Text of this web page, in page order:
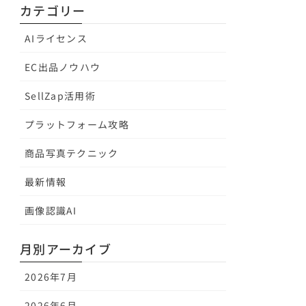
カテゴリー
AIライセンス
EC出品ノウハウ
SellZap活用術
プラットフォーム攻略
商品写真テクニック
最新情報
画像認識AI
月別アーカイブ
2026年7月